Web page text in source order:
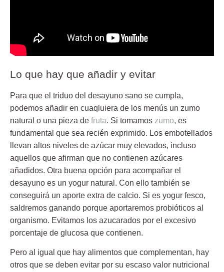
Lo que hay que añadir y evitar
Para que el triduo del desayuno sano se cumpla,
podemos añadir en cuaqluiera de los menús un zumo
natural o una pieza de fruta. Si tomamos zumo, es
fundamental que sea recién exprimido. Los embotellados
llevan altos niveles de azúcar muy elevados, incluso
aquellos que afirman que no contienen azúcares
añadidos. Otra buena opción para acompañar el
desayuno es un yogur natural. Con ello también se
conseguirá un aporte extra de calcio. Si es yogur fesco,
saldremos ganando porque aportaremos probióticos al
organismo. Evitamos los azucarados por el excesivo
porcentaje de glucosa que contienen.
Pero al igual que hay alimentos que complementan, hay
otros que se deben evitar por su escaso valor nutricional